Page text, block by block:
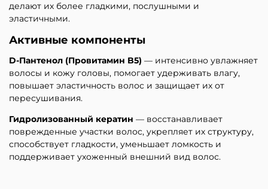
делают их более гладкими, послушными и
эластичными.
Активные компоненты
D-Пантенол (Провитамин B5) — интенсивно увлажняет
волосы и кожу головы, помогает удерживать влагу,
повышает эластичность волос и защищает их от
пересушивания.
Гидролизованный кератин — восстанавливает
поврежденные участки волос, укрепляет их структуру,
способствует гладкости, уменьшает ломкость и
поддерживает ухоженный внешний вид волос.